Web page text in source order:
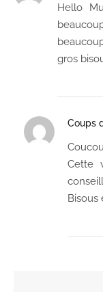
Hello
gros
Coups
Cette
Bisous